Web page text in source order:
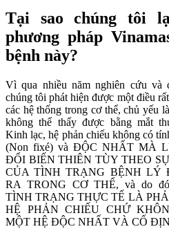
Tại sao chúng tôi
phương pháp
bệnh này?
Vì qua nhiều năm nghiên cứu và
chúng tôi phát hiện được một điều
các hệ thống trong cơ thể, chủ yếu
không thể thấy được bằng mắt
Kinh lạc, hệ phản chiếu không có
(Non fixé) và ĐỘC NHẤT MÀ
ĐỔI BIẾN THIÊN TÙY THEO
CỦA TÌNH TRẠNG BỆNH LÝ
RA TRONG CƠ THỂ, và do
TÌNH TRẠNG THỰC TẾ LÀ
HỆ PHẢN CHIẾU CHỨ
MỘT HỆ ĐỘC NHẤT VÀ CỐ